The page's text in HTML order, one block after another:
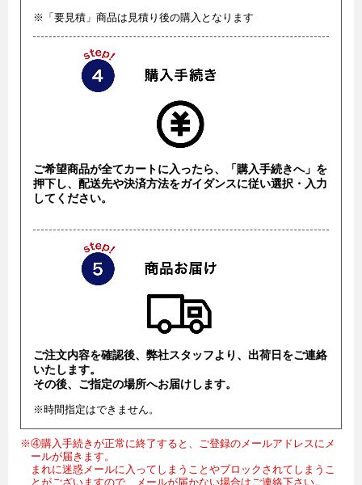
※「要見積」商品は見積り後の購入となります
ご希望商品が全てカートに入ったら、「購入手続きへ」を
押下し、配送先や決済方法をガイダンスに従い選択・入力
してください。
ご注文内容を確認後、弊社スタッフより、出荷日をご連絡
いたします。
その後、ご指定の場所へお届けします。
※時間指定はできません。
※④購入手続きが正常に終了すると、ご登録のメールアドレスにメ
ールが届きます。
まれに迷惑メールに入ってしまうことやブロックされてしまうこ
とがございますので、メールが届かない場合はご連絡下さい。